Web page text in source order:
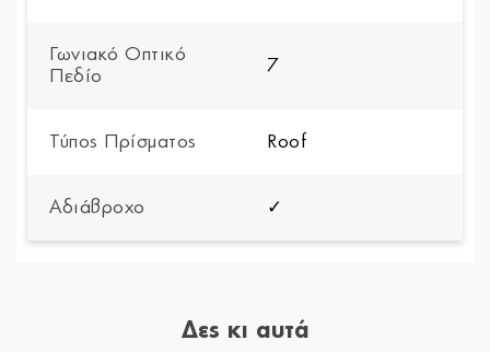
Γωνιακό Οπτικό
Πεδίο
7
Τύπος Πρίσματος Roof
Αδιάβροχο ✓
Δες κι αυτά